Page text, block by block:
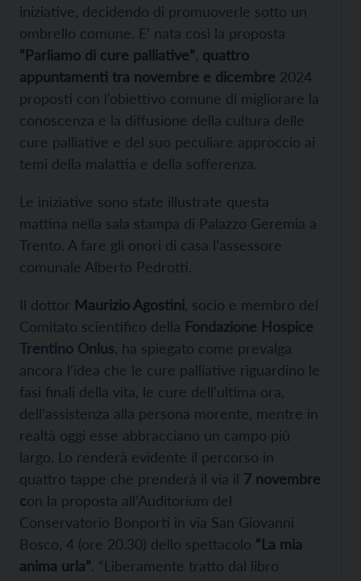
iniziative, decidendo di promuoverle sotto un
ombrello comune. E’ nata così la proposta
“Parliamo di cure palliative” quattro
appuntamenti tra novembre e dicembre 2024
proposti con l’obiettivo comune di migliorare la
conoscenza e la diffusione della cultura delle
cure palliative e del suo peculiare approccio ai
temi della malattia e della sofferenza.
Le iniziative sono state illustrate questa
mattina nella sala stampa di Palazzo Geremia a
Trento. A fare gli onori di casa l’assessore
comunale Alberto Pedrotti.
Il dottor Maurizio Agostini , socio e membro del
Comitato scientifico della Fondazione Hospice
Trentino Onlus , ha spiegato come prevalga
ancora l’idea che le cure palliative riguardino le
fasi finali della vita, le cure dell’ultima ora,
dell’assistenza alla persona morente, mentre in
realtà oggi esse abbracciano un campo più
largo. Lo renderà evidente il percorso in
quattro tappe che prenderà il via il 7 novembre
con la proposta all’Auditorium del
Conservatorio Bonporti in via San Giovanni
Bosco, 4 (ore 20.30) dello spettacolo “La mia
anima urla”. “Liberamente tratto dal libro